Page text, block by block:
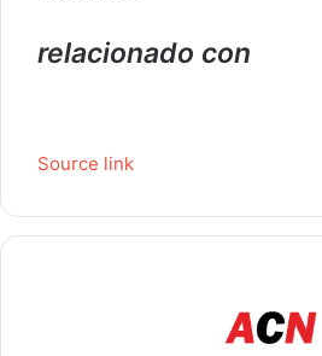
relacionado con
Source link